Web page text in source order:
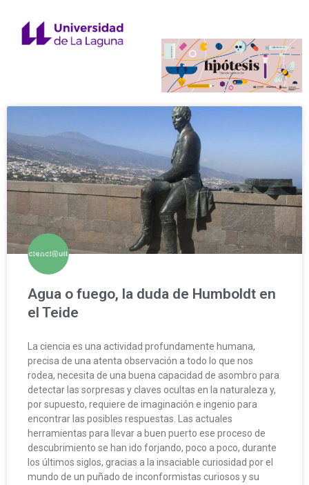
Agua o fuego, la duda de Humboldt en
el Teide
La ciencia es una actividad profundamente humana,
precisa de una atenta observación a todo lo que nos
rodea, necesita de una buena capacidad de asombro para
detectar las sorpresas y claves ocultas en la naturaleza y,
por supuesto, requiere de imaginación e ingenio para
encontrar las posibles respuestas. Las actuales
herramientas para llevar a buen puerto ese proceso de
descubrimiento se han ido forjando, poco a poco, durante
los últimos siglos, gracias a la insaciable curiosidad por el
mundo de un puñado de inconformistas curiosos y su